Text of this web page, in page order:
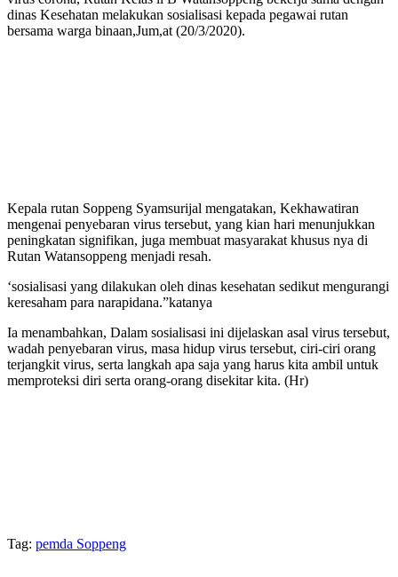
dinas Kesehatan melakukan sosialisasi kepada pegawai rutan
bersama warga binaan,Jum,at (20/3/2020).
Kepala rutan Soppeng Syamsurijal mengatakan, Kekhawatiran
mengenai penyebaran virus tersebut, yang kian hari menunjukkan
peningkatan signifikan, juga membuat masyarakat khusus nya di
Rutan Watansoppeng menjadi resah.
‘sosialisasi yang dilakukan oleh dinas kesehatan sedikut mengurangi
keresaham para narapidana.”katanya
Ia menambahkan, Dalam sosialisasi ini dijelaskan asal virus tersebut,
wadah penyebaran virus, masa hidup virus tersebut, ciri-ciri orang
terjangkit virus, serta langkah apa saja yang harus kita ambil untuk
memproteksi diri serta orang-orang disekitar kita. (Hr)
Tag: pemda Soppeng